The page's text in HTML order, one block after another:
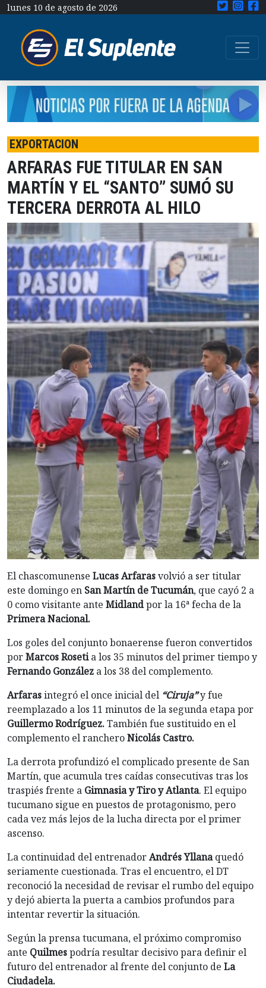
lunes 10 de agosto de 2026
EXPORTACION
ARFARAS FUE TITULAR EN SAN
MARTÍN Y EL “SANTO” SUMÓ SU
TERCERA DERROTA AL HILO
El chascomunense Lucas Arfarasvolvió a ser titular
este domingo en San Martín de Tucumán, que cayó 2 a
0 como visitante ante Midlandpor la 16ª fecha de la
Primera Nacional.
Los goles del conjunto bonaerense fueron convertidos
porMarcos Rosetia los 35 minutos del primer tiempo y
Fernando González a los 38 del complemento.
Arfarasintegró el once inicial del “Ciruja”y fue
reemplazado a los 11 minutos de la segunda etapa por
Guillermo Rodríguez.También fue sustituido en el
complemento el rancheroNicolás Castro.
La derrota profundizó el complicado presente de San
Martín, que acumula tres caídas consecutivas tras los
traspiés frente a Gimnasia y Tiro y Atlanta. El equipo
tucumano sigue en puestos de protagonismo, pero
cada vez más lejos de la lucha directa por el primer
ascenso.
La continuidad del entrenadorAndrés Yllanaquedó
seriamente cuestionada. Tras el encuentro, el DT
reconoció la necesidad de revisar el rumbo del equipo
y dejó abierta la puerta a cambios profundos para
intentar revertir la situación.
Según la prensa tucumana, el próximo compromiso
ante Quilmespodría resultar decisivo para definir el
futuro del entrenador al frente del conjunto de La
Ciudadela.